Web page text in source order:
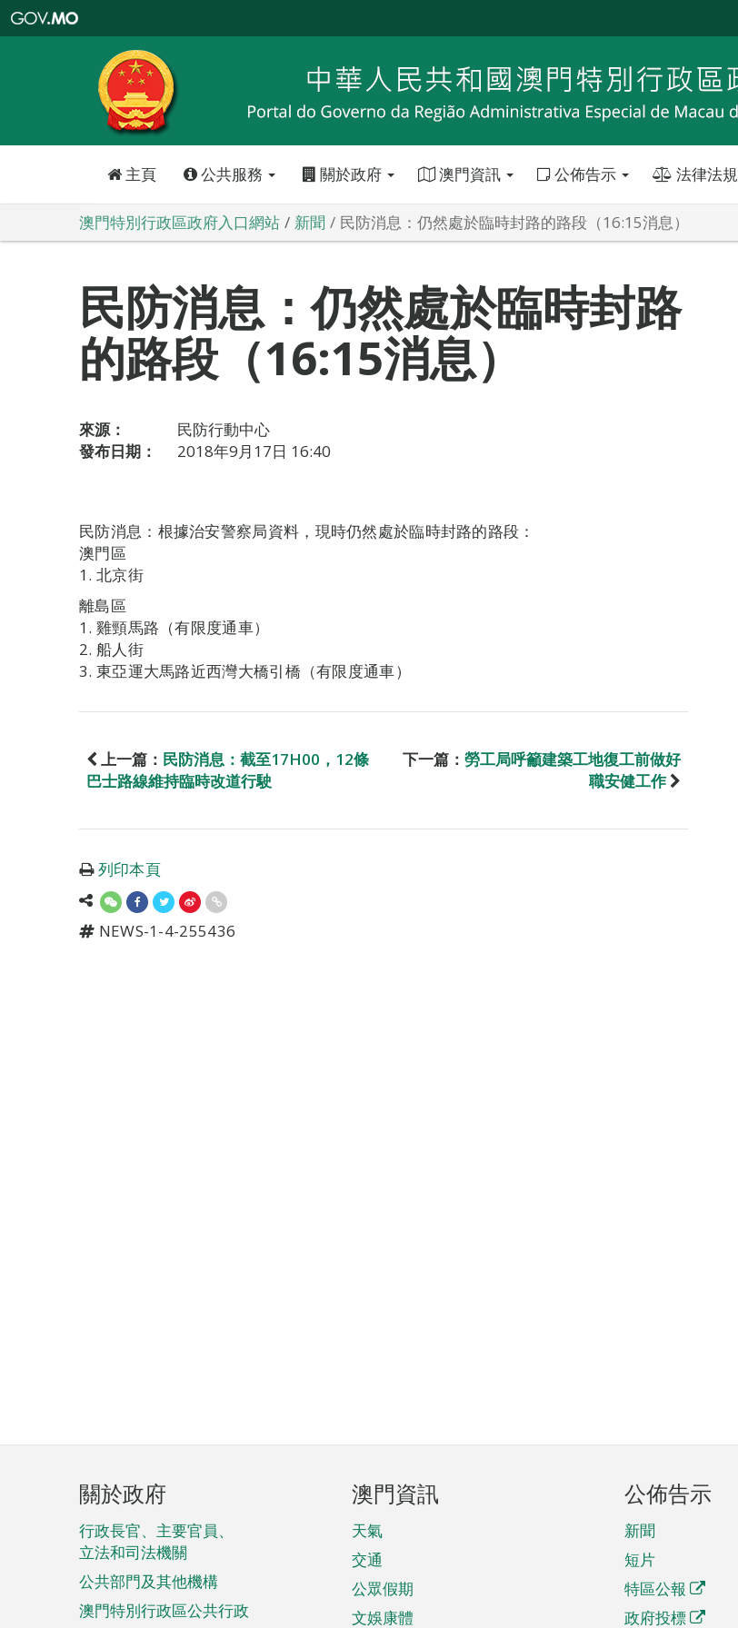
特
政
區
政
口
主頁 公共服務 關於政府 澳門資訊 公佈告示 法律法規
澳門特別行政區政府入口網站 新聞 民防消息：仍然處於臨時封路的路段（16:15消息）
民防消息：仍然處於臨時封路
的路段（16:15消息）
來源：
民防行動中心
發布日期：
2018年9月17日 16:40
民防消息：根據治安警察局資料，現時仍然處於臨時封路的路段：
澳門區
1. 北京街
離島區
1. 雞頸馬路（有限度通車）
2. 船人街
3. 東亞運大馬路近西灣大橋引橋（有限度通車）
上一篇： 民防消息：截至17H00，12條
巴士路線維持臨時改道行駛
下一篇： 勞工局呼籲建築工地復工前做好
職安健工作
列印本頁
NEWS-1-4-255436
頁
腳
菜
單
關於政府
行政長官、主要官員、
立法和司法機關
公共部門及其他機構
澳門特別行政區公共行政
澳門資訊
天氣
交通
公眾假期
文娛康體
公佈告示
新聞
短片
特區公報
政府投標